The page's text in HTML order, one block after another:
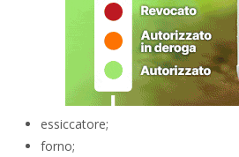
essiccatore;
forno;